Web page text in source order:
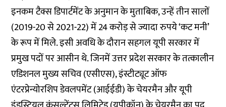
इनकम टैक्स डिपार्टमेंट के अनुमान के मुताबिक, उन्हें तीन सालों
(2019-20 से 2021-22) में 24 करोड़ से ज्यादा रुपये ‘कट मनी’
के रूप में मिले. इसी अवधि के दौरान सहगल यूपी सरकार में
प्रमुख पदों पर आसीन थे. जिनमें उत्तर प्रदेश सरकार के तत्कालीन
एडिशनल मुख्य सचिव (एसीएस), इंस्टीट्यूट ऑफ
एंटरप्रेन्योरशिप डेवलपमेंट (आईईडी) के चेयरमैन और यूपी